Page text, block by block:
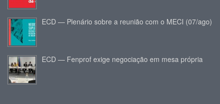
ECD — Plenário sobre a reunião com o MECI (07/ago)
ECD — Fenprof exige negociação em mesa própria